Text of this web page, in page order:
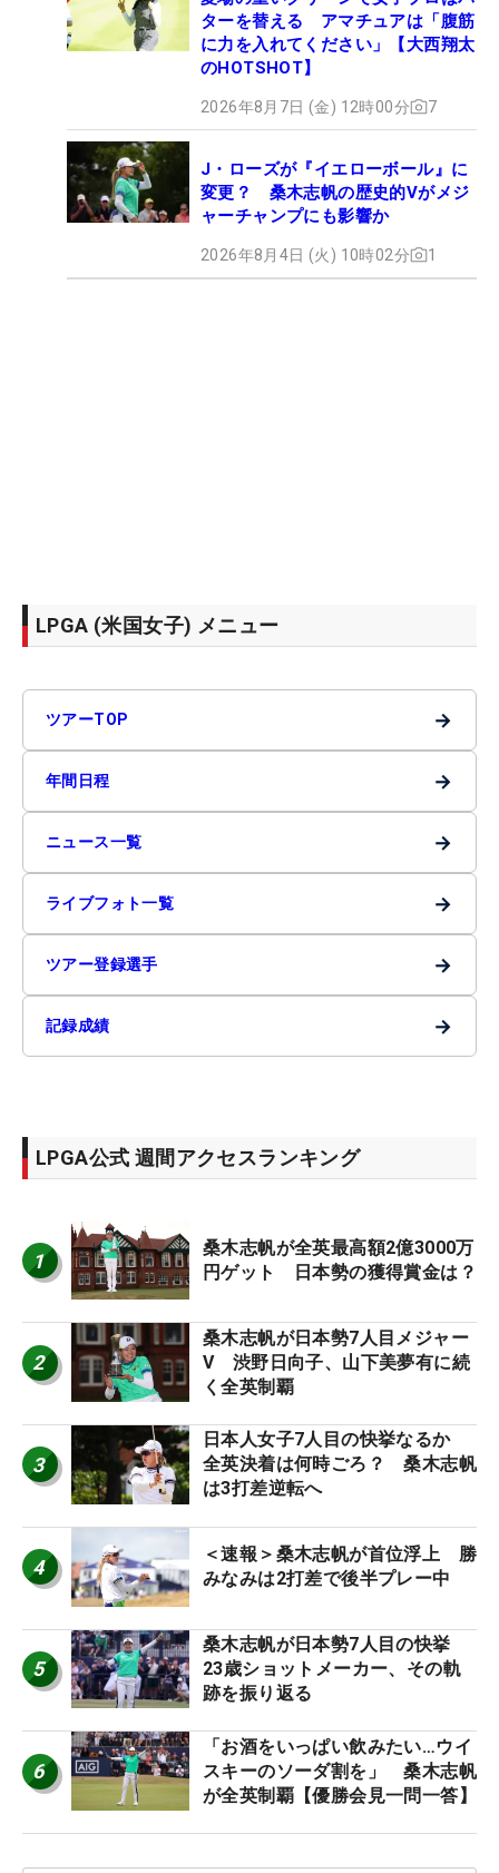
ターを替える アマチュアは「腹筋
に力を入れてください」【大西翔太
のHOTSHOT】
2026年8月7日 (金) 12時00分 7
J・ローズが『イエローボール』に
変更？ 桑木志帆の歴史的Vがメジ
ャーチャンプにも影響か
2026年8月4日 (火) 10時02分 1
LPGA (米国女子) メニュー
ツアーTOP →
年間日程 →
ニュース一覧 →
ライブフォト一覧 →
ツアー登録選手 →
記録成績 →
LPGA公式 週間アクセスランキング
1
桑木志帆が全英最高額2億3000万
円ゲット 日本勢の獲得賞金は？
2
桑木志帆が日本勢7人目メジャー
V 渋野日向子、山下美夢有に続
く全英制覇
3
日本人女子7人目の快挙なるか
全英決着は何時ごろ？ 桑木志帆
は3打差逆転へ
4
＜速報＞桑木志帆が首位浮上 勝
みなみは2打差で後半プレー中
5
桑木志帆が日本勢7人目の快挙
23歳ショットメーカー、その軌
跡を振り返る
6
「お酒をいっぱい飲みたい…ウイ
スキーのソーダ割を」 桑木志帆
が全英制覇【優勝会見一問一答】